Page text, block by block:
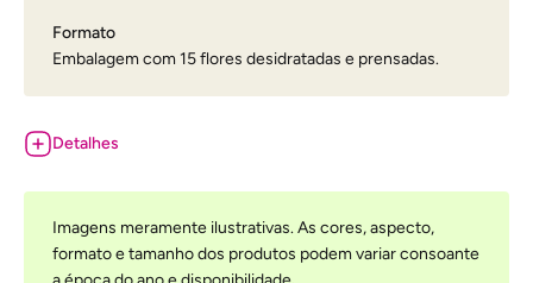
Formato
Embalagem com 15 flores desidratadas e prensadas.
Detalhes
Imagens meramente ilustrativas. As cores, aspecto,
formato e tamanho dos produtos podem variar consoante